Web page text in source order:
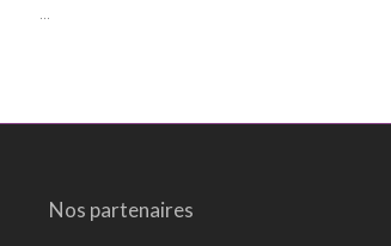
...
Nos partenaires